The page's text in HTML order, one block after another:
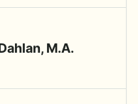
M.A.